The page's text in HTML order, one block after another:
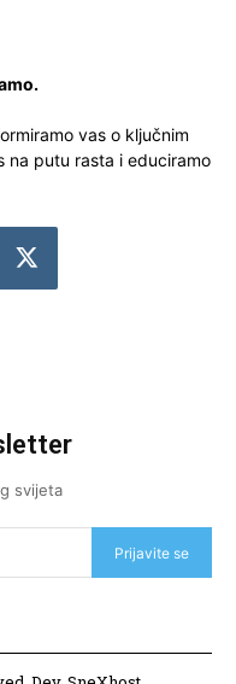
vas o ključnim
na putu rasta i educiramo
svijeta
Prijavite se